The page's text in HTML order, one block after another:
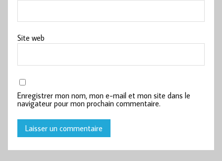
Site web
Enregistrer mon nom, mon e-mail et mon site dans le
navigateur pour mon prochain commentaire.